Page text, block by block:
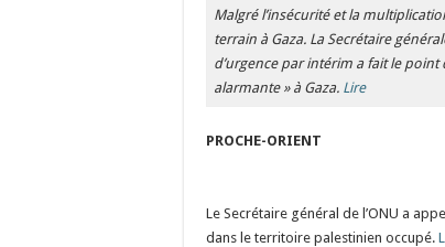
Malgré l’insécurité et la
terrain à Gaza. La Secrétaire
d’urgence par intérim a fait le
alarmante » à Gaza. Lire
PROCHE-ORIENT
Le Secrétaire général de l’ONU a
dans le territoire palestinien occupé.